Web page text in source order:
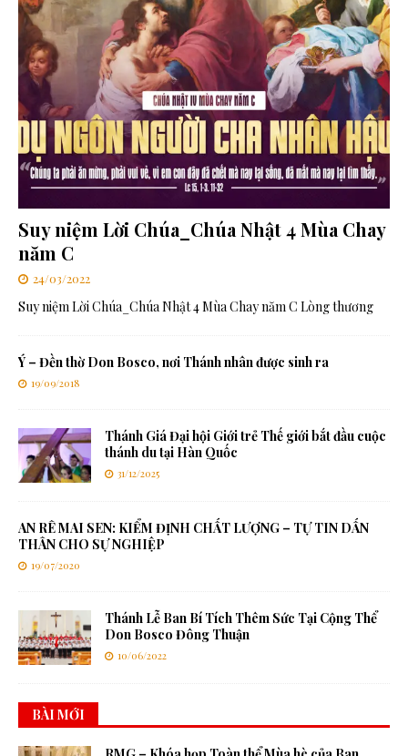
Suy niệm Lời Chúa_Chúa Nhật 4 Mùa Chay
năm C
24/03/2022
Suy niệm Lời Chúa_Chúa Nhật 4 Mùa Chay năm C Lòng thương
Ý – Đền thờ Don Bosco, nơi Thánh nhân được sinh ra
19/09/2018
Thánh Giá Đại hội Giới trẻ Thế giới bắt đầu cuộc
thánh du tại Hàn Quốc
31/12/2025
AN RÊ MAI SEN: KIỂM ĐỊNH CHẤT LƯỢNG – TỰ TIN DẤN
THÂN CHO SỰ NGHIỆP
19/07/2020
Thánh Lễ Ban Bí Tích Thêm Sức Tại Cộng Thể
Don Bosco Đông Thuận
10/06/2022
BÀI MỚI